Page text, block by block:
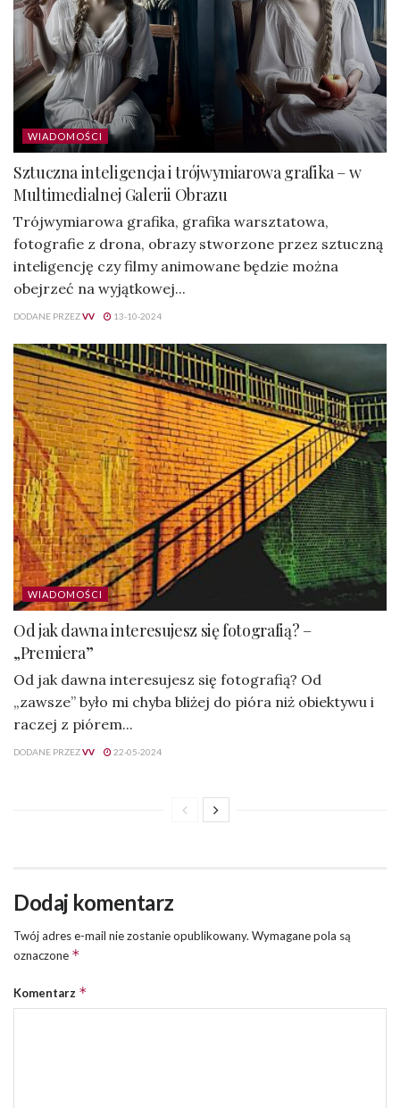
WIADOMOŚCI
Sztuczna inteligencja i trójwymiarowa grafika – w
Multimedialnej Galerii Obrazu
Trójwymiarowa grafika, grafika warsztatowa,
fotografie z drona, obrazy stworzone przez sztuczną
inteligencję czy filmy animowane będzie można
obejrzeć na wyjątkowej...
DODANE PRZEZVV 13-10-2024
WIADOMOŚCI
Od jak dawna interesujesz się fotografią? –
„Premiera”
Od jak dawna interesujesz się fotografią? Od
„zawsze” było mi chyba bliżej do pióra niż obiektywu i
raczej z piórem...
DODANE PRZEZVV 22-05-2024
Dodaj komentarz
Twój adres e-mail nie zostanie opublikowany. Wymagane pola są
oznaczone *
Komentarz *